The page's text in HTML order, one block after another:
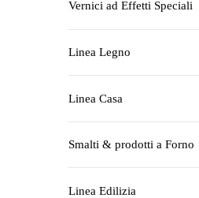
Vernici ad Effetti Speciali
Linea Legno
Linea Casa
Smalti & prodotti a Forno
Linea Edilizia